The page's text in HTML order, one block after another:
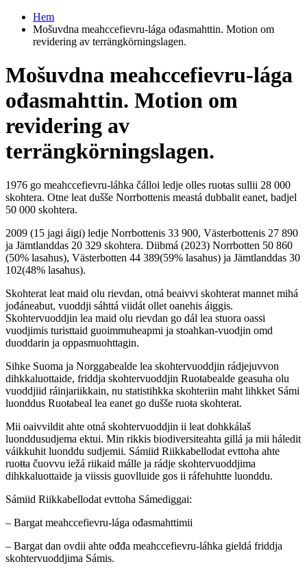
Hem
Mošuvdna meahccefievru-lága ođasmahttin. Motion om
revidering av terrängkörningslagen.
Mošuvdna meahccefievru-lága
ođasmahttin. Motion om
revidering av
terrängkörningslagen.
1976 go meahccefievru-láhka čálloi ledje olles ruoŧas sullii 28 000
skohtera. Otne leat dušše Norrbottenis meastá dubbalit eanet, badjel
50 000 skohtera.
2009 (15 jagi áigi) ledje Norrbottenis 33 900, Västerbottenis 27 890
ja Jämtlanddas 20 329 skohtera. Diibmá (2023) Norrbotten 50 860
(50% lasahus), Västerbotten 44 389(59% lasahus) ja Jämtlanddas 30
102(48% lasahus).
Skohterat leat maid olu rievdan, otná beaivvi skohterat mannet mihá
jođáneabut, vuoddji sáhttá viidát ollet oanehis áiggis.
Skohtervuoddjin lea maid olu rievdan go dál lea stuora oassi
vuodjimis turisttaid guoimmuheapmi ja stoahkan-vuodjin omd
duoddarin ja oppasmuohttagin.
Sihke Suoma ja Norggabealde lea skohtervuoddjin rádjejuvvon
dihkkaluottaide, friddja skohtervuoddjin Ruoŧabealde geasuha olu
vuoddjiid ráinjariikkain, nu statistihkka skohteriin maht lihkket Sámi
luonddus Ruoŧabeal lea eanet go dušše ruoŧa skohterat.
Mii oaivvildit ahte otná skohtervuoddjin ii leat dohkkálaš
luonddusudjema ektui. Min rikkis biodiversiteahta gillá ja mii háledit
váikkuhit luonddu sudjemii. Sámiid Riikkabellodat evttoha ahte
ruoŧŧa čuovvu iežá riikaid málle ja rádje skohtervuoddjima
dihkkaluottaide ja viissis guovlluide gos ii ráfehuhtte luonddu.
Sámiid Riikkabellodat evttoha Sámediggai:
– Bargat meahccefievru-lága ođasmahttimii
– Bargat dan ovdii ahte ođđa meahccefievru-láhka gieldá friddja
skohtervuoddjima Sámis.